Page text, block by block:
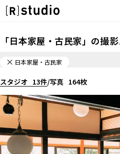
IMAGE
雰囲気で探したい
SCENE
部屋ごとに写真で見比べたい
VARIATION
ひとつのスタジオであれもこれも
スタジオを探す
雰囲気で探したい
部屋ごとに写真で見比べたい
VARIATION
LOCATION
カフェやオフィスなどロケシーンも
SIZE&PRICE
広さと利用料金で探す
「日本家屋・古民家 」の撮
日本家屋・古民家
スタジオ 13件/写真 164枚